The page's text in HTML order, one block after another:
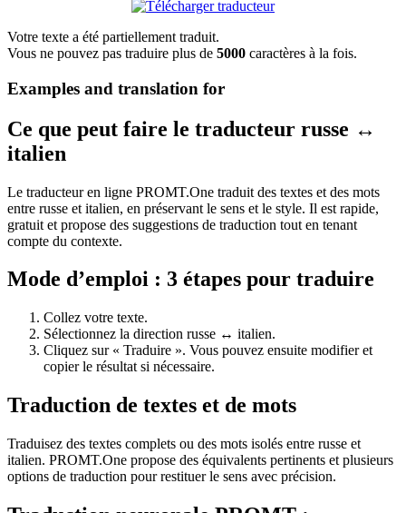
Votre texte a été partiellement traduit.
Vous ne pouvez pas traduire plus de 5000 caractères à la fois.
Examples and translation for
Ce que peut faire le traducteur russe ↔
italien
Le traducteur en ligne PROMT.One traduit des textes et des mots
entre russe et italien, en préservant le sens et le style. Il est rapide,
gratuit et propose des suggestions de traduction tout en tenant
compte du contexte.
Mode d’emploi : 3 étapes pour traduire
Collez votre texte.
Sélectionnez la direction russe ↔ italien.
Cliquez sur « Traduire ». Vous pouvez ensuite modifier et
copier le résultat si nécessaire.
Traduction de textes et de mots
Traduisez des textes complets ou des mots isolés entre russe et
italien. PROMT.One propose des équivalents pertinents et plusieurs
options de traduction pour restituer le sens avec précision.